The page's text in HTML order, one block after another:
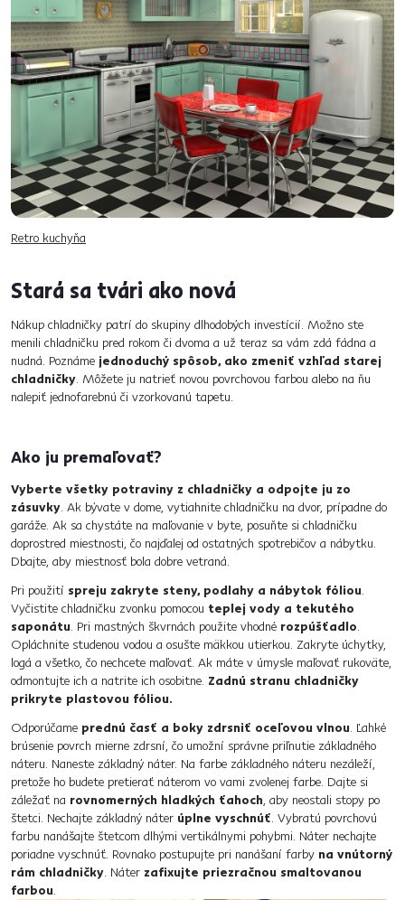
Retro kuchyňa
Stará sa tvári ako nová
Nákup chladničky patrí do skupiny dlhodobých investícií. Možno ste
menili chladničku pred rokom či dvoma a už teraz sa vám zdá fádna a
nudná. Poznáme jednoduchý spôsob, ako zmeniť vzhľad starej
chladničky. Môžete ju natrieť novou povrchovou farbou alebo na ňu
nalepiť jednofarebnú či vzorkovanú tapetu.
Ako ju premaľovať?
Vyberte všetky potraviny z chladničky a odpojte ju zo
zásuvky. Ak bývate v dome, vytiahnite chladničku na dvor, prípadne do
garáže. Ak sa chystáte na maľovanie v byte, posuňte si chladničku
doprostred miestnosti, čo najďalej od ostatných spotrebičov a nábytku.
Dbajte, aby miestnosť bola dobre vetraná.
Pri použití spreju zakryte steny, podlahy a nábytok fóliou.
Vyčistite chladničku zvonku pomocou teplej vody a tekutého
saponátu. Pri mastných škvrnách použite vhodné rozpúšťadlo.
Opláchnite studenou vodou a osušte mäkkou utierkou. Zakryte úchytky,
logá a všetko, čo nechcete maľovať. Ak máte v úmysle maľovať rukoväte,
odmontujte ich a natrite ich osobitne. Zadnú stranu chladničky
prikryte plastovou fóliou.
Odporúčame prednú časť a boky zdrsniť oceľovou vlnou. Ľahké
brúsenie povrch mierne zdrsní, čo umožní správne priľnutie základného
náteru. Naneste základný náter. Na farbe základného náteru nezáleží,
pretože ho budete pretierať náterom vo vami zvolenej farbe. Dajte si
záležať na rovnomerných hladkých ťahoch, aby neostali stopy po
štetci. Nechajte základný náter úplne vyschnúť. Vybratú povrchovú
farbu nanášajte štetcom dlhými vertikálnymi pohybmi. Náter nechajte
poriadne vyschnúť. Rovnako postupujte pri nanášaní farby na vnútorný
rám chladničky. Náter zafixujte priezračnou smaltovanou
farbou.